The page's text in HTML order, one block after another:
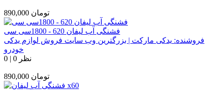
890,000 تومان
فشنگی آب لیفان 620 - 1800سی سی
فروشنده: یدکی مارکت | بزرگترین وب سایت فروش لوازم یدکی
خودرو
0 | 0 نظر
890,000 تومان